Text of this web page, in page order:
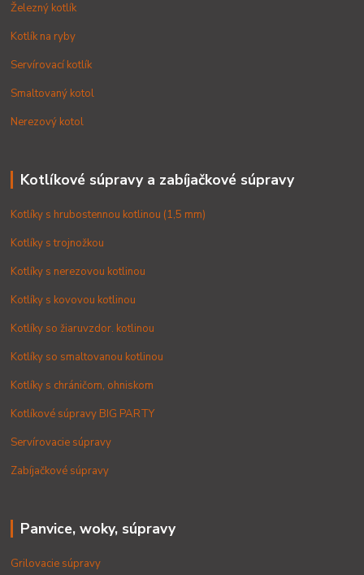
Železný kotlík
Kotlík na ryby
Servírovací kotlík
Smaltovaný kotol
Nerezový kotol
Kotlíkové súpravy a zabíjačkové súpravy
Kotlíky s hrubostennou kotlinou (1,5 mm)
Kotlíky s trojnožkou
Kotlíky s nerezovou kotlinou
Kotlíky s kovovou kotlinou
Kotlíky so žiaruvzdor. kotlinou
Kotlíky so smaltovanou kotlinou
Kotlíky s chráničom, ohniskom
Kotlíkové súpravy BIG PARTY
Servírovacie súpravy
Zabíjačkové súpravy
Panvice, woky, súpravy
Grilovacie súpravy